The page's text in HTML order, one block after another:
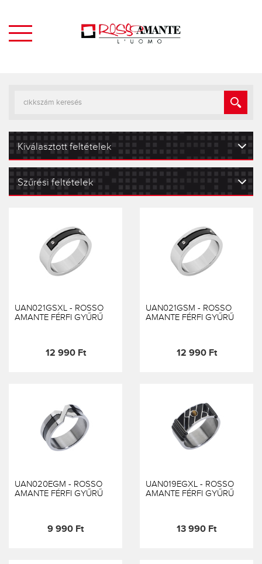
Kiválasztott feltételek
Szűrési feltételek
UAN021GSXL - ROSSO
AMANTE FÉRFI GYŰRŰ
12 990 Ft
UAN021GSM - ROSSO
AMANTE FÉRFI GYŰRŰ
12 990 Ft
UAN020EGM - ROSSO
AMANTE FÉRFI GYŰRŰ
9 990 Ft
UAN019EGXL - ROSSO
AMANTE FÉRFI GYŰRŰ
13 990 Ft